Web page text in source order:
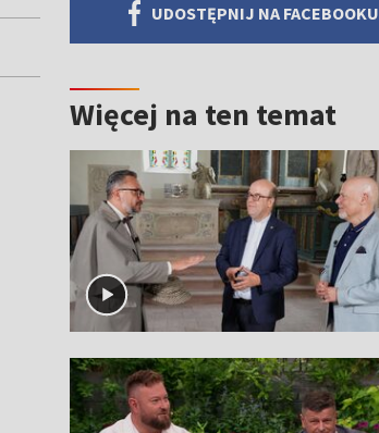
UDOSTĘPNIJ NA FACEBOOKU
Więcej na ten temat